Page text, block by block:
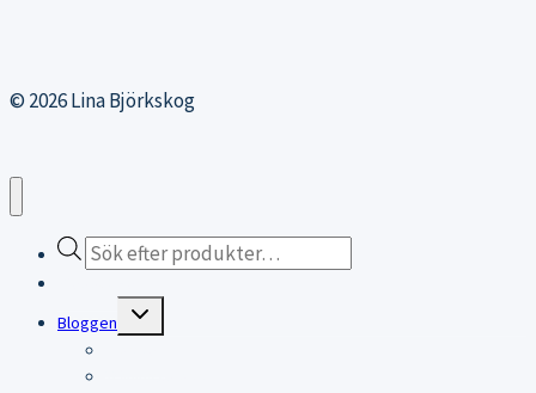
© 2026 Lina Björkskog
Products
search
Bloggen
Expand
child